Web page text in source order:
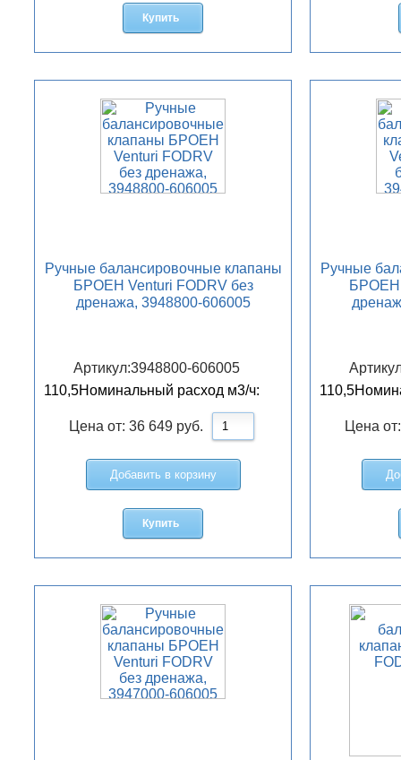
Купить
Ручные балансировочные клапаны
БРОЕН Venturi FODRV без
дренажа, 3948800-606005
Артикул:3948800-606005
Номинальный расход м3/ч:
110,5
Цена от: 36 649 руб.
Добавить в корзину
Купить
Ручные
БРОЕН
110,5
Цена